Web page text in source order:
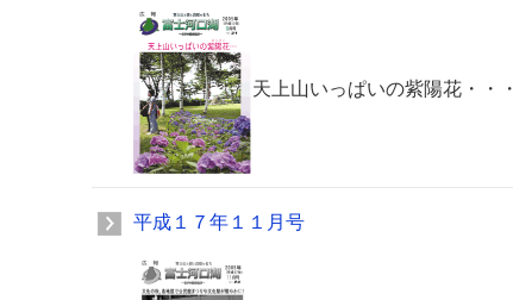
天上山いっぱいの紫陽花・・・
平成１７年１１月号